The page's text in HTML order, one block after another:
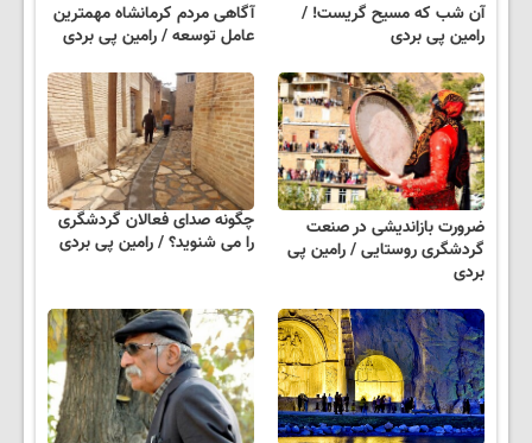
آن شب که مسیح گریست! /
رامین پی بردی
آگاهی مردم کرمانشاه مهمترین
عامل توسعه / رامین پی بردی
ضرورت بازاندیشی در صنعت
گردشگری روستایی / رامین پی
بردی
چگونه صدای فعالان گردشگری
را می شنوید؟ / رامین پی بردی